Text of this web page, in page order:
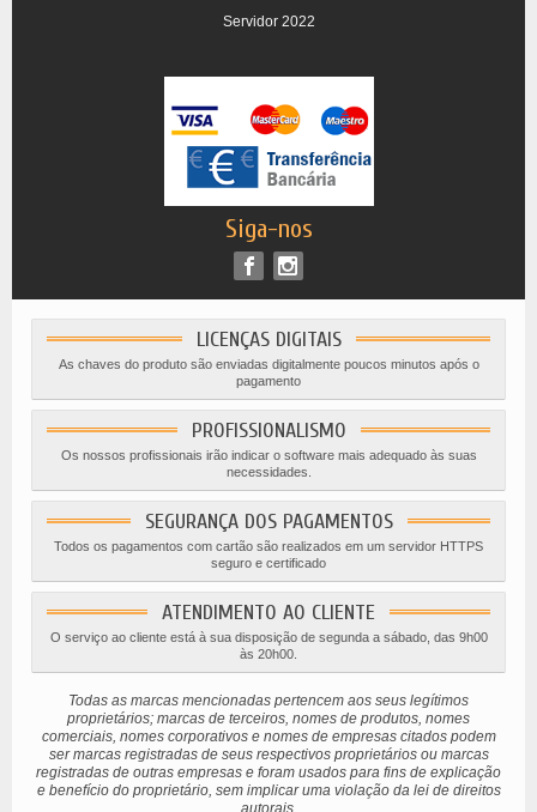
Servidor 2022
Siga-nos
LICENÇAS DIGITAIS
As chaves do produto são enviadas digitalmente poucos minutos após o
pagamento
PROFISSIONALISMO
Os nossos profissionais irão indicar o software mais adequado às suas
necessidades.
SEGURANÇA DOS PAGAMENTOS
Todos os pagamentos com cartão são realizados em um servidor HTTPS
seguro e certificado
ATENDIMENTO AO CLIENTE
O serviço ao cliente está à sua disposição de segunda a sábado, das 9h00
às 20h00.
Todas as marcas mencionadas pertencem aos seus legítimos
proprietários; marcas de terceiros, nomes de produtos, nomes
comerciais, nomes corporativos e nomes de empresas citados podem
ser marcas registradas de seus respectivos proprietários ou marcas
registradas de outras empresas e foram usados ​​para fins de explicação
e benefício do proprietário, sem implicar uma violação da lei de direitos
autorais.